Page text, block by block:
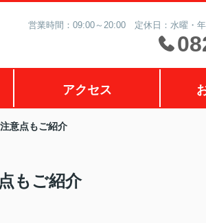
営業時間：09:00～20:00 定休日：水曜・
アクセス
意点もご紹介
もご紹介